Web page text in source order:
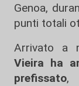
Genoa,
punti totali
Arrivato a
Vieira ha
prefissato,